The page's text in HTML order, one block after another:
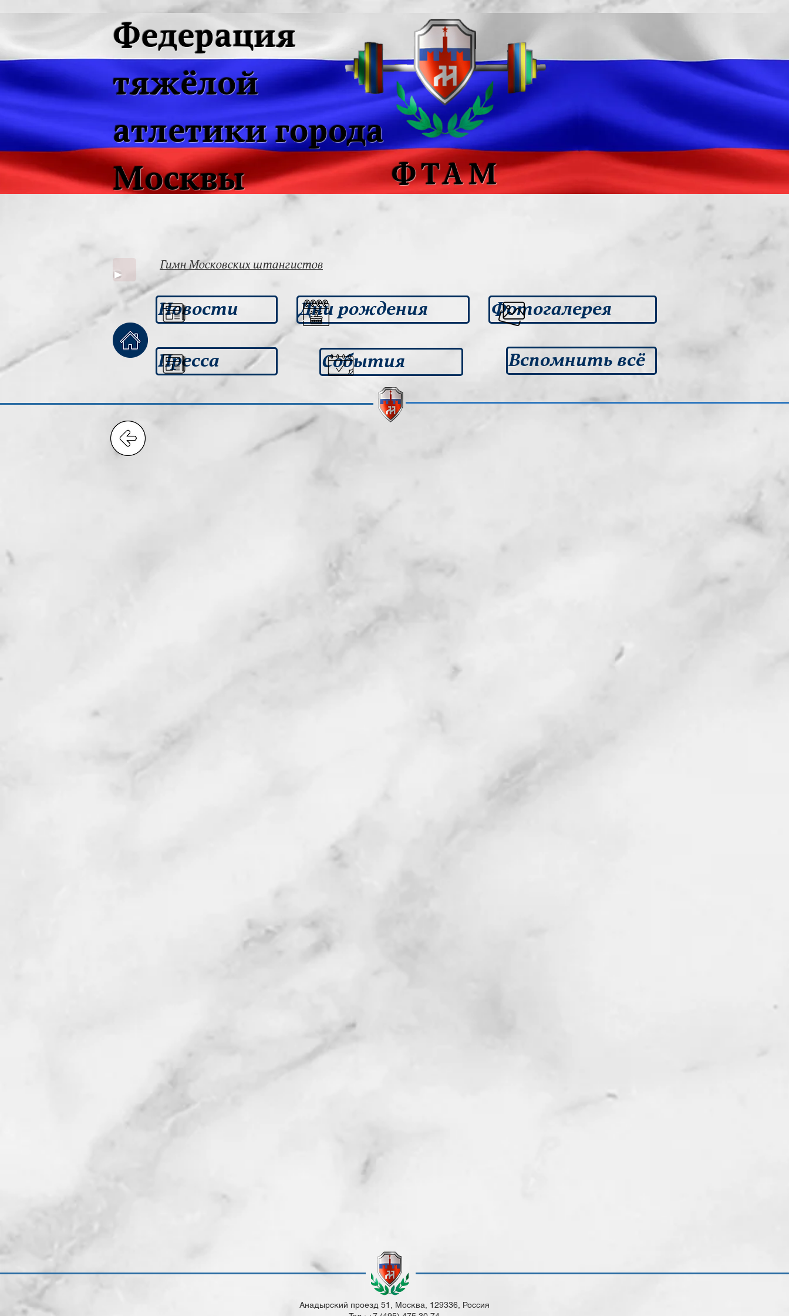
ФТАМ
Федерация
тяжёлой
атлетики города
Москвы
Гимн Московских штангистов
Новости
Пресса
Дни рождения
События
Фотогалерея
Вспомнить всё
Анадырский проезд 51, Москва, 129336, Россия